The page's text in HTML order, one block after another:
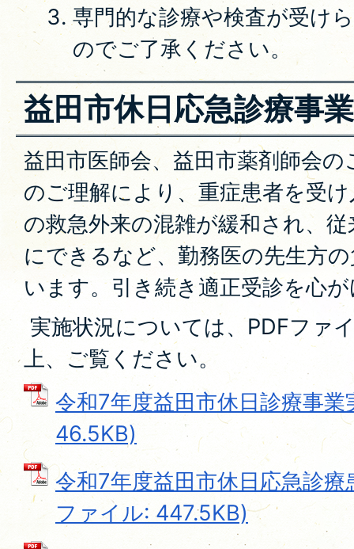
専門的な診療や検査が受け
のでご了承ください。
益田市休日応急診療事
益田市医師会、益田市薬剤師会
のご理解により、重症患者を受
の救急外来の混雑が緩和され、
にできるなど、勤務医の先生方
います。引き続き適正受診を心
実施状況については、PDFファ
上、ご覧ください。
令和7年度益田市休日診療事
46.5KB)
令和7年度益田市休日応急診
ファイル: 447.5KB)